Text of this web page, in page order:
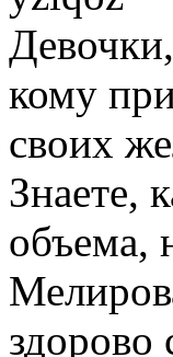
кому
своих
Знаете,
объема,
здорово